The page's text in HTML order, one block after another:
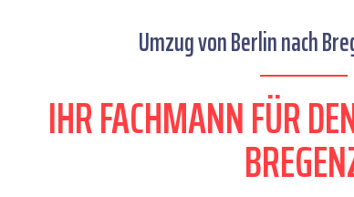
Umzug von Berlin nach
IHR FACHMANN FÜR